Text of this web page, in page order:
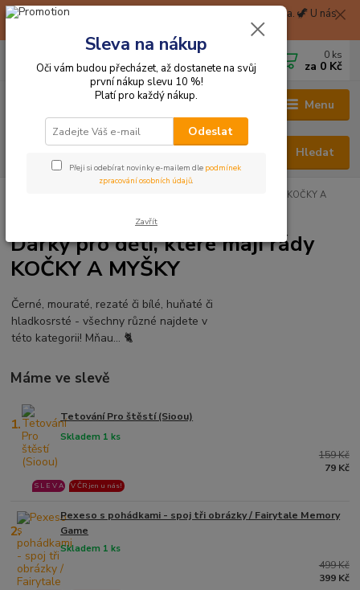
🦖 Při nákupu nad 1999 Kč Balíkovna na pobočku zdarma. 🦖 U nás
získáte okamžitě 2% slevu za zaregistraci. 🦖
Menu
Hledat
+420 705 114 823 0 ks
za 0 Kč
...KOČKY A
Dárky pro děti, které mají rády
KOČKY A MYŠKY
Černé, mouraté, rezaté či bílé, huňaté či
hladkosrsté - všechny různé najdete v
této kategorii! Mňau... 🐈
Máme ve slevě
1. Tetování Pro štěstí (Sioou)
Skladem 1 ks
S L E V A V ČR jen u nás!
159 Kč
79 Kč
2.
Pexeso s pohádkami - spoj tři obrázky / Fairytale Memory
Game
Skladem 1 ks
499 Kč
399 Kč
Sleva na nákup
Oči vám budou přecházet, až dostanete na svůj
první nákup slevu 10 %!
Platí pro každý nákup.
Odeslat
Přeji si odebírat novinky e-mailem dle podmínek
zpracování osobních údajů.
Zavřít